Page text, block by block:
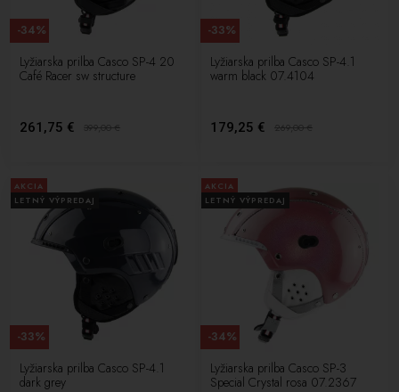
Lyžiarska prilba Casco SP-4 20
Café Racer sw structure
261,75 € 399,00€
-34%
Lyžiarska prilba Casco SP-4.1
warm black 07.4104
179,25 € 269,00€
-33%
AKCIA
LETNÝ VÝPREDAJ
Lyžiarska prilba Casco SP-4.1
dark grey
-33%
AKCIA
LETNÝ VÝPREDAJ
Lyžiarska prilba Casco SP-3
Special Crystal rosa 07.2367
-34%